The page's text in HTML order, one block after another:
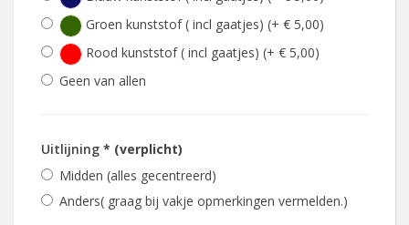
Groen kunststof ( incl gaatjes) (+ € 5,00)
Rood kunststof ( incl gaatjes) (+ € 5,00)
Geen van allen
Uitlijning * (verplicht)
Midden (alles gecentreerd)
Anders( graag bij vakje opmerkingen vermelden.)